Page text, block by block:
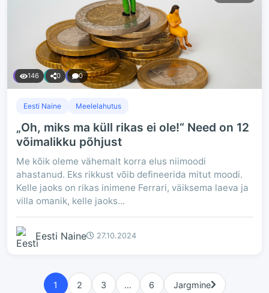
146 0 0
Eesti Naine Meelelahutus
„Oh, miks ma küll rikas ei ole!“ Need on 12
võimalikku põhjust
Me kõik oleme vähemalt korra elus niimoodi
ahastanud. Eks rikkust võib defineerida mitut moodi.
Kelle jaoks on rikas inimene Ferrari, väiksema laeva ja
villa omanik, kelle jaoks...
Eesti Naine 27.10.2024
1 2 3 … 6 Jargmine